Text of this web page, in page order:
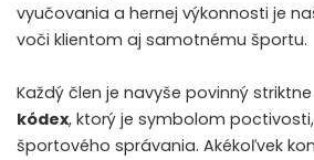
vyučovania a hernej výkonnosti je
voči klientom aj samotnému športu.
Každý člen je navyše povinný
kódex, ktorý je symbolom
športového správania. Akékoľvek